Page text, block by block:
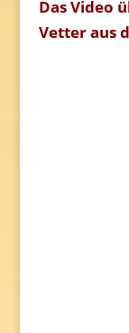
Das Video
Vetter aus